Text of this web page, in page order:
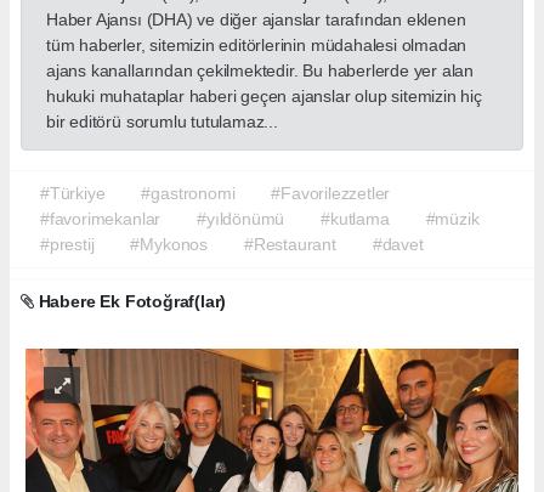
Haber Ajansı (DHA) ve diğer ajanslar tarafından eklenen
tüm haberler, sitemizin editörlerinin müdahalesi olmadan
ajans kanallarından çekilmektedir. Bu haberlerde yer alan
hukuki muhataplar haberi geçen ajanslar olup sitemizin hiç
bir editörü sorumlu tutulamaz...
#Türkiye #gastronomi
#Favorilezzetler
#favorimekanlar
#yıldönümü #kutlama
#müzik
#prestij
#Mykonos #Restaurant #davet
Habere Ek Fotoğraf(lar)